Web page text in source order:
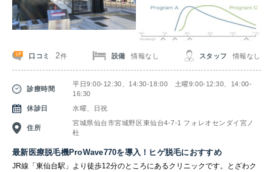
口コミ 2件 設備 情報なし スタッフ 情報なし
診療時間
平日9:00-12:30、14:30-18:00 土曜9:00-12:30、14:00-
16:30
休診日
水曜、日祝
住所
宮城県仙台市宮城野区東仙台4-7-1 フォレオセンダイ宮ノ
杜
最新医療脱毛機ProWave770を導入！ヒゲ脱毛におすすめ
JR線「東仙台駅」より徒歩12分のところにあるクリニックです。
とざわク